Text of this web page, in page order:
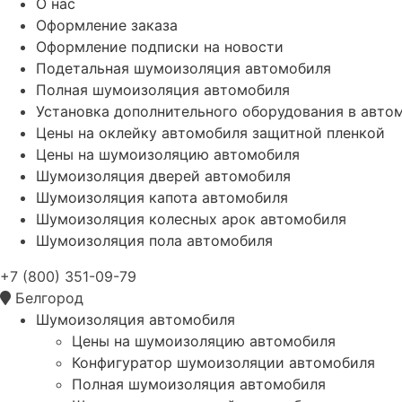
Оформление заказа
Оформление подписки на новости
Подетальная шумоизоляция автомобиля
Полная шумоизоляция автомобиля
Установка дополнительного оборудования в
Цены на оклейку автомобиля защитной пленкой
Цены на шумоизоляцию автомобиля
Шумоизоляция дверей автомобиля
Шумоизоляция капота автомобиля
Шумоизоляция колесных арок автомобиля
Шумоизоляция пола автомобиля
+7 (800) 351-09-79
Белгород
Шумоизоляция автомобиля
Цены на шумоизоляцию автомобиля
Конфигуратор шумоизоляции автомобиля
Полная шумоизоляция автомобиля